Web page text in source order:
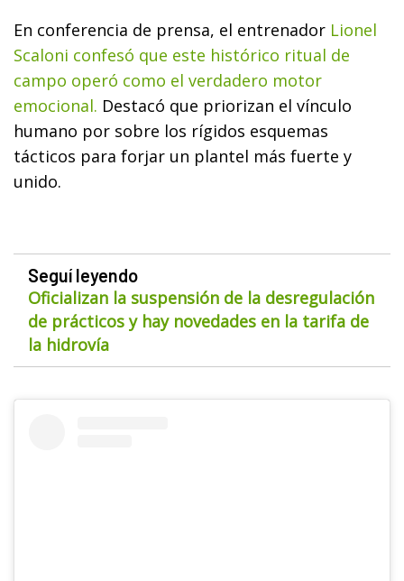
En conferencia de prensa, el entrenador Lionel
Scaloni confesó que este histórico ritual de
campo operó como el verdadero motor
emocional. Destacó que priorizan el vínculo
humano por sobre los rígidos esquemas
tácticos para forjar un plantel más fuerte y
unido.
Seguí leyendo
Oficializan la suspensión de la desregulación
de prácticos y hay novedades en la tarifa de
la hidrovía